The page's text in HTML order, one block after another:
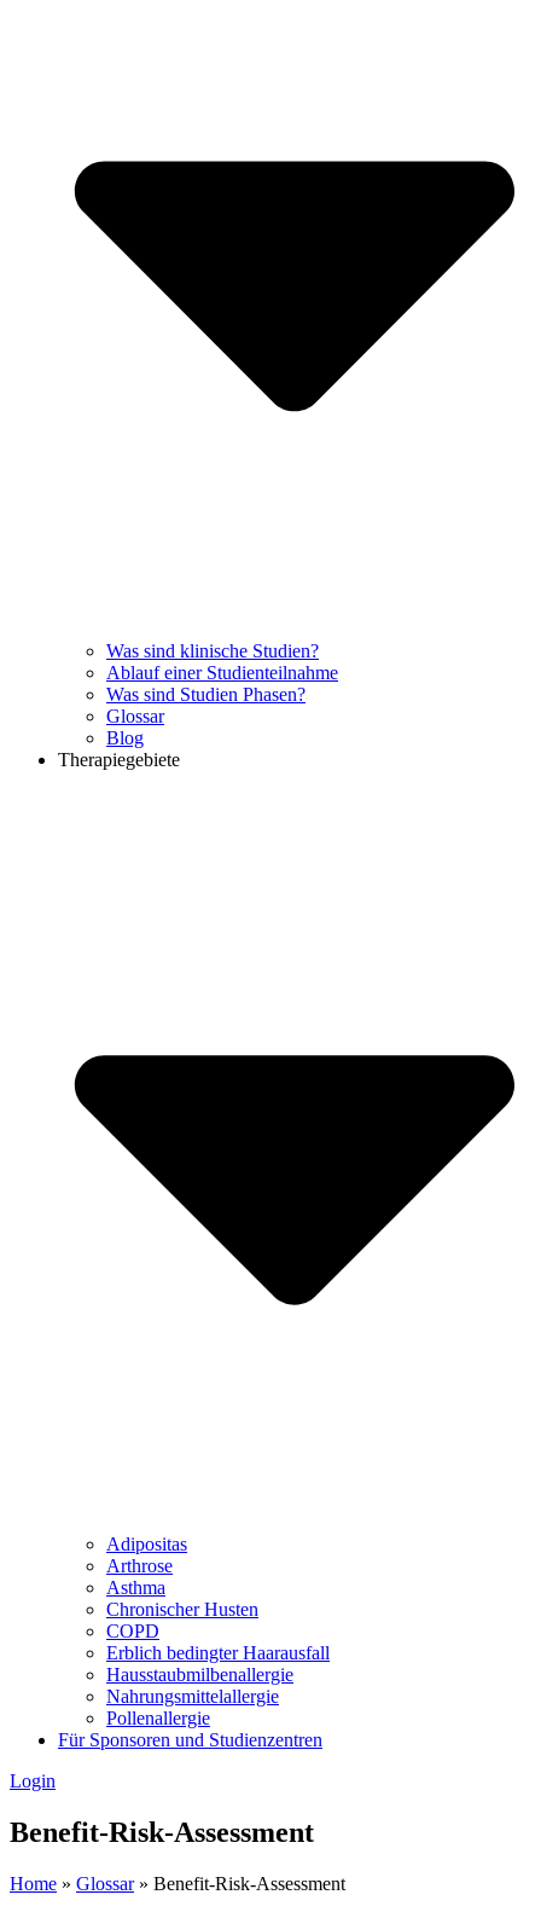
Was sind klinische Studien?
Ablauf einer Studienteilnahme
Was sind Studien Phasen?
Glossar
Blog
Therapiegebiete
Adipositas
Arthrose
Asthma
Chronischer Husten
COPD
Erblich bedingter Haarausfall
Hausstaubmilbenallergie
Nahrungsmittelallergie
Pollenallergie
Für Sponsoren und Studienzentren
Login
Benefit-Risk-Assessment
Home » Glossar» Benefit-Risk-Assessment